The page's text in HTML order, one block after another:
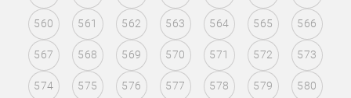
560 561 562 563 564 565 566
567 568 569 570 571 572 573
574 575 576 577 578 579 580